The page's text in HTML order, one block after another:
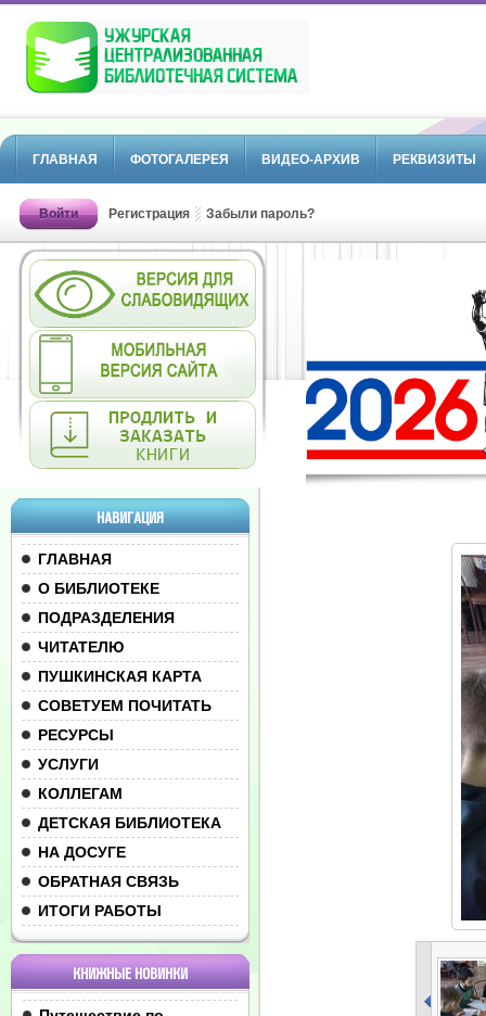
ГЛАВНАЯ ФОТОГАЛЕРЕЯ ВИДЕО-АРХИВ РЕКВИЗИТЫ
Войти Регистрация Забыли пароль?
НАВИГАЦИЯ
ГЛАВНАЯ
О БИБЛИОТЕКЕ
ПОДРАЗДЕЛЕНИЯ
ЧИТАТЕЛЮ
ПУШКИНСКАЯ КАРТА
СОВЕТУЕМ ПОЧИТАТЬ
РЕСУРСЫ
УСЛУГИ
КОЛЛЕГАМ
ДЕТСКАЯ БИБЛИОТЕКА
НА ДОСУГЕ
ОБРАТНАЯ СВЯЗЬ
ИТОГИ РАБОТЫ
КНИЖНЫЕ НОВИНКИ